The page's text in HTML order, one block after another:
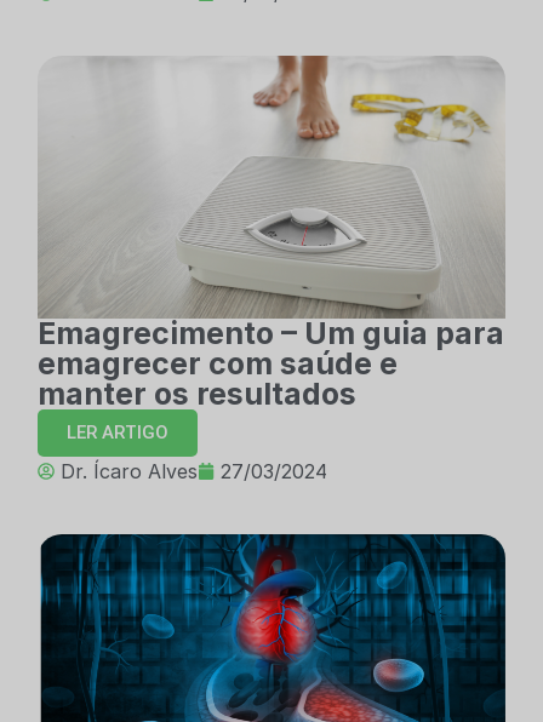
Emagrecimento – Um guia para
emagrecer com saúde e
manter os resultados
LER ARTIGO
Dr. Ícaro Alves 27/03/2024